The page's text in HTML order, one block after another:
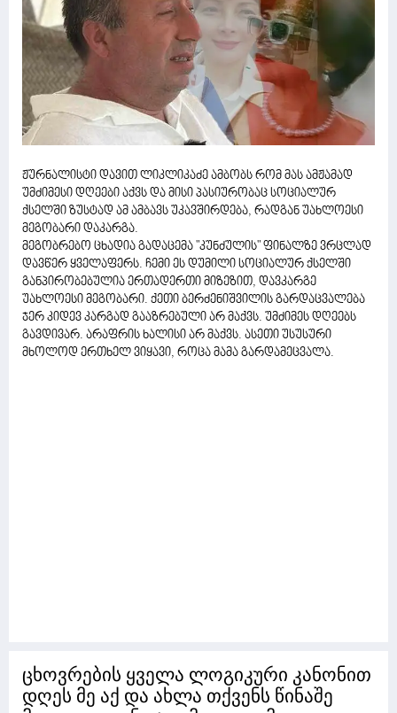
ჟურნალისტი დავით ლიკლიკაძე ამბობს რომ მას ამჟამად
უმძიმესი დღეები აქვს და მისი პასიურობაც სოციალურ
ქსელში ზუსტად ამ ამბავს უკავშირდება, რადგან უახლოესი
მეგობარი დაკარგა.
მეგობრებო ცხადია გადაცემა "კუნძულის" ფინალზე ვრცლად
დავწერ ყველაფერს. ჩემი ეს დუმილი სოციალურ ქსელში
განპირობებულია ერთადერთი მიზეზით, დავკარგე
უახლოესი მეგობარი. ქეთი ბერძენიშვილის გარდაცვალება
ჯერ კიდევ კარგად გააზრებული არ მაქვს. უმძიმეს დღეებს
გავდივარ. არაფრის ხალისი არ მაქვს. ასეთი უსუსური
მხოლოდ ერთხელ ვიყავი, როცა მამა გარდამეცვალა.
ცხოვრების ყველა ლოგიკური კანონით
დღეს მე აქ და ახლა თქვენს წინაშე